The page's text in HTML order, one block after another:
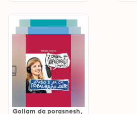
Goliam da porasnesh,